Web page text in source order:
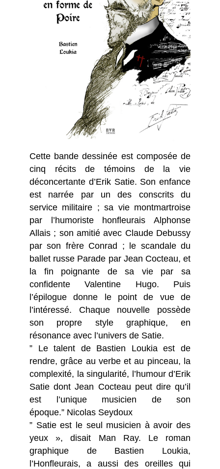
Cette bande dessinée est composée de
cinq récits de témoins de la vie
déconcertante d’Erik Satie. Son enfance
est narrée par un des conscrits du
service militaire ; sa vie montmartroise
par l’humoriste honfleurais Alphonse
Allais ; son amitié avec Claude Debussy
par son frère Conrad ; le scandale du
ballet russe Parade par Jean Cocteau, et
la fin poignante de sa vie par sa
confidente Valentine Hugo. Puis
l’épilogue donne le point de vue de
l’intéressé. Chaque nouvelle possède
son propre style graphique, en
résonance avec l’univers de Satie.
” Le talent de Bastien Loukia est de
rendre, grâce au verbe et au pinceau, la
complexité, la singularité, l’humour d’Erik
Satie dont Jean Cocteau peut dire qu’il
est l’unique musicien de son
époque.” Nicolas Seydoux
” Satie est le seul musicien à avoir des
yeux », disait Man Ray. Le roman
graphique de Bastien Loukia,
l’Honfleurais, a aussi des oreilles qui